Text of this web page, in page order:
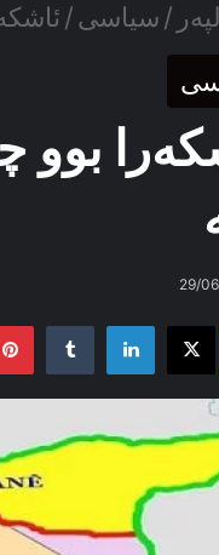
/سیاسی/
بوو
29/
X
LinkedIn